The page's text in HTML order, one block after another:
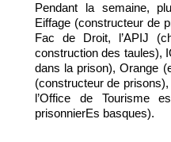
Pendant la semaine,
Eiffage (constructeur de
Fac de Droit, l’APIJ
construction des taules),
dans la prison), Orange
(constructeur de
l’Office de Tourisme
prisonnierEs basques).